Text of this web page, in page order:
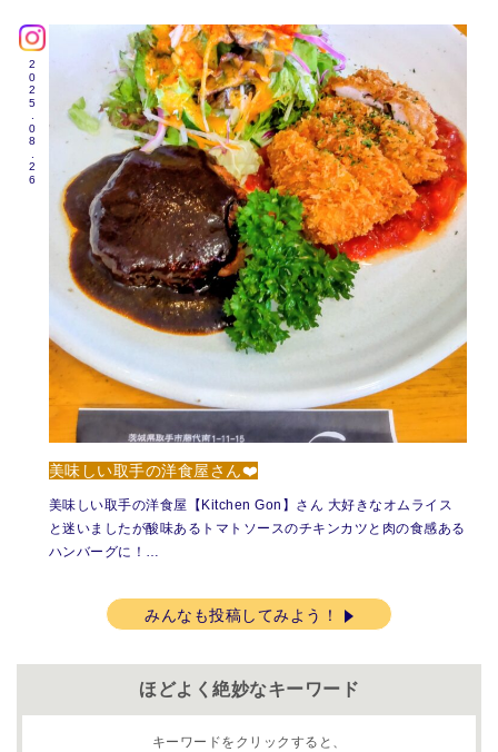
2025.08.26
美味しい取手の洋食屋さん❤️
美味しい取手の洋食屋【Kitchen Gon】さん 大好きなオムライス
と迷いましたが酸味あるトマトソースのチキンカツと肉の食感ある
ハンバーグに！…
みんなも投稿してみよう！
ほどよく絶妙なキーワード
キーワードをクリックすると、